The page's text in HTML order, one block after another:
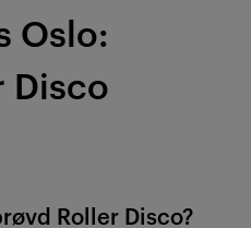
Oslo:
Disco
Roller Disco?